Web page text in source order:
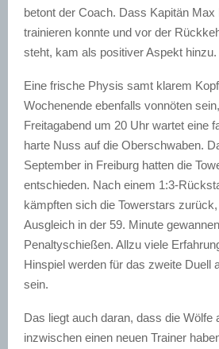
betont der Coach. Dass Kapitän
trainieren konnte und vor der
steht, kam als positiver Aspekt hinzu.
Eine frische Physis samt klarem
Wochenende ebenfalls vonnöten
Freitagabend um 20 Uhr wartet eine
harte Nuss auf die Oberschwaben.
September in Freiburg hatten die
entschieden. Nach einem 1:3-
kämpften sich die Towerstars
Ausgleich in der 59. Minute
Penaltyschießen. Allzu viele
Hinspiel werden für das zweite Duell
sein.
Das liegt auch daran, dass die Wölfe
inzwischen einen neuen Trainer